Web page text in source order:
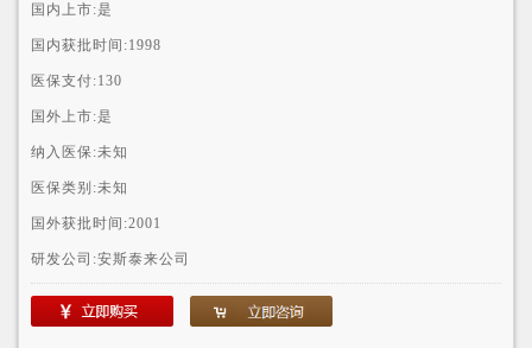
国内上市:是
国内获批时间:1998
医保支付:130
国外上市:是
纳入医保:未知
医保类别:未知
国外获批时间:2001
研发公司:安斯泰来公司